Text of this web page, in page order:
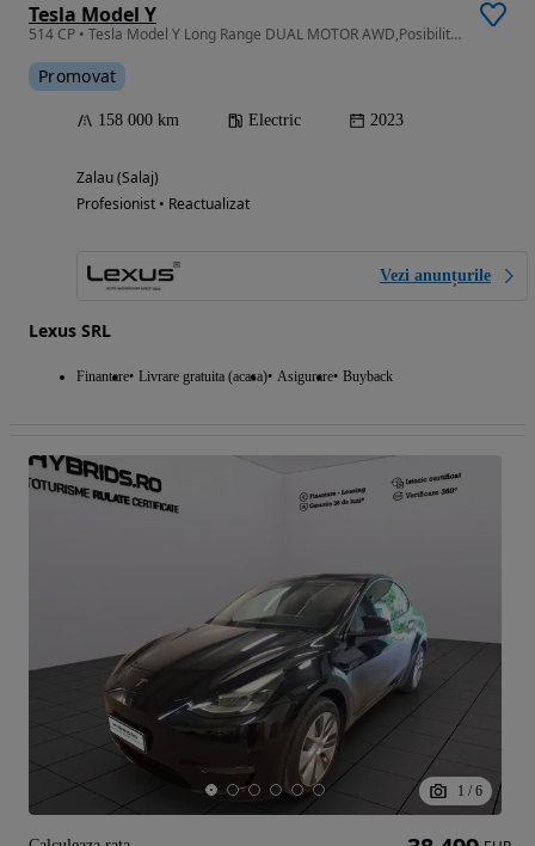
Tesla Model Y
514 CP • Tesla Model Y Long Range DUAL MOTOR AWD,Posibilitate finantare
Promovat
158 000 km Electric 2023
Zalau (Salaj)
Profesionist • Reactualizat
Vezi anunțurile
Lexus SRL
Finantare Livrare gratuita (acasa) Asigurare Buyback
1 / 6